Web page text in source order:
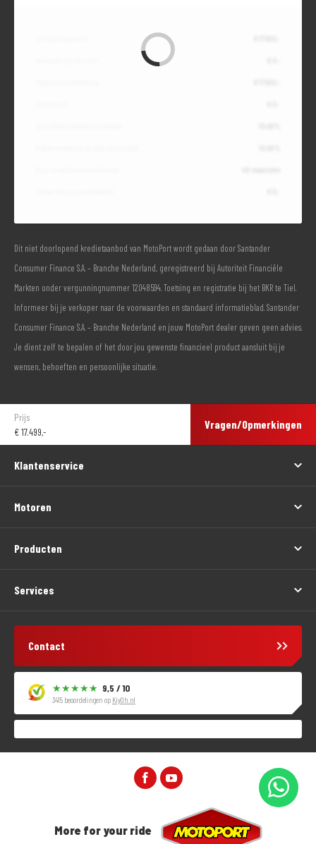
Dit niet doorlopend kredietaanbod van MotoPort wordt gedaan door Santander
Consumer Finance S.A. – Branche Nederland, geregistreerd bij Autoriteit Financiële
Markten onder vergunningnummer 12048594. Toetsing en registratie bij het BKR te Tiel.
Informeer bij je verkoper naar de voorwaarden en standaard informatieblad. Santander
Consumer Finance S.A. – Branche Nederland en jouw MotoPort dealer geven geen advies.
Je dient zelf te bepalen of het door jou gewenste financieel product aansluit bij je
wensen, behoeften en persoonlijke situatie.
Prijs
€17.499,-
Vragen/Opmerkingen
Klantenservice
Motoren
Producten
Services
Contact
9,5 / 10
3415 beoordelingen op KiyOh.nl
More for your ride